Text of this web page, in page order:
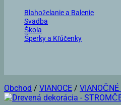
Blahoželanie a Balenie
Svadba
Škola
Šperky a Kľúčenky
Obchod / VIANOCE /